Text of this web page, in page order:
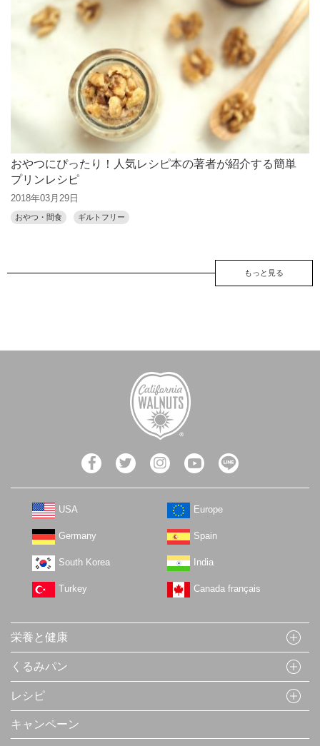
おやつにぴったり！人気レシピ本の著者が紹介する簡単
プリンレシピ
2018年03月29日
おやつ・間食 ギルトフリー
もっと見る
USA Europe
Germany Spain
South Korea India
Turkey Canada français
栄養と健康
くるみパン
レシピ
キャンペーン